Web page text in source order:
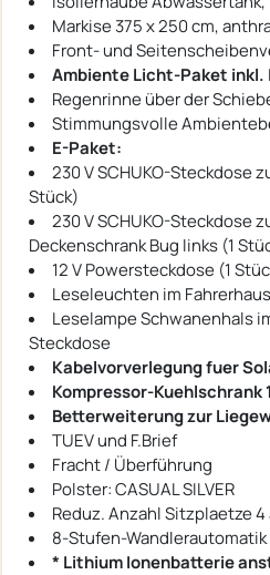
Markise 375 x 250 cm,
Front- und
Ambiente Licht-Paket
Regenrinne über der
Stimmungsvolle
E-Paket:
230 V SCHUKO-Steckdose
Stück)
230 V SCHUKO-Steckdose
Deckenschrank Bug links (1
12 V Powersteckdose (1
Leseleuchten im Fahrerhaus
Leselampe Schwanenhals
Steckdose
Kabelvorverlegung fuer
Kompressor-Kuehlschrank
Betterweiterung zur
TUEV und F.Brief
Fracht / Überführung
Polster: CASUAL SILVER
Reduz. Anzahl Sitzplaetze 4
8-Stufen-Wandlerautomatik
* Lithium Ionenbatterie